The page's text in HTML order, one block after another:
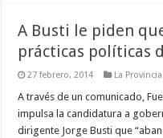
A Busti le piden
prácticas políticas
27 febrero, 2014 La Provincia
A través de un comunicado,
impulsa la candidatura a
dirigente Jorge Busti que